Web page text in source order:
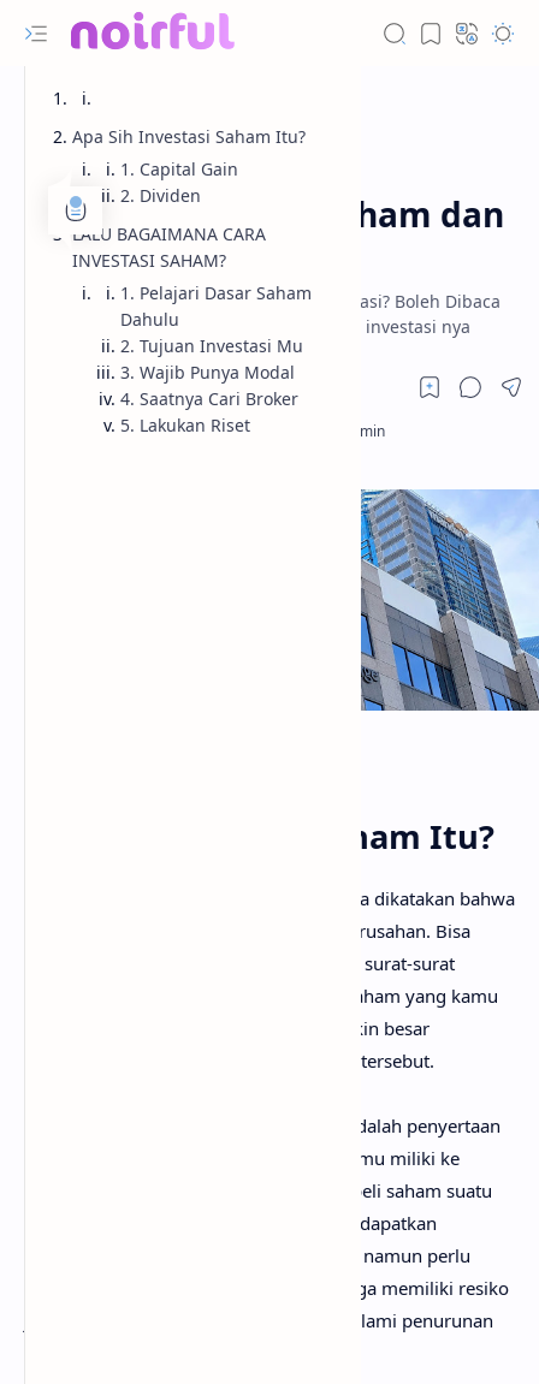
RTL Mode
Invest
Apa Itu Investasi Saham dan
Bagaimana Caranya
Bingung soal saham itu apa dalam investasi? Boleh Dibaca
sefruit artikel ini tentang saham dan cara investasi nya
Apa Sih Investasi Saham Itu?
Halo, pada dasarnya investasi saham bisa dikatakan bahwa
kamu menanamkan modal di sebuah perusahan. Bisa
dikatakan bahwa kamu sedang membeli surat-surat
perusahaan tersebut. Semakin banyak saham yang kamu
miliki maka bisa dikatakan bahwa semakin besar
kepemilikan aset kamu atas perusahaan tersebut.
Bisa dikatakan bahwa investasi saham adalah penyertaan
modal oleh kamu atau lembaga yang kamu miliki ke
dalam suatu perusahaan. Dengan membeli saham suatu
perusahaan maka kamu berpotensi mendapatkan
keuntungan dari saham yang kamu beli, namun perlu
diingat bahwa dalam investasi saham juga memiliki resiko
jika harga saham yang kamu beli mengalami penurunan
Apa Sih Investasi Saham Itu?
1. Capital Gain
2. Dividen
LALU BAGAIMANA CARA
INVESTASI SAHAM?
1. Pelajari Dasar Saham
Dahulu
2. Tujuan Investasi Mu
3. Wajib Punya Modal
4. Saatnya Cari Broker
5. Lakukan Riset